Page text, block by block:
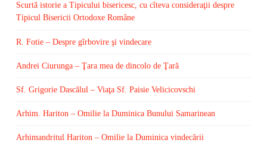
Scurtă istorie a Tipicului bisericesc, cu cîteva consideraţii despre
Tipicul Bisericii Ortodoxe Române
R. Fotie – Despre gîrbovire şi vindecare
Andrei Ciurunga – Ţara mea de dincolo de Ţară
Sf. Grigorie Dascălul – Viaţa Sf. Paisie Velicicovschi
Arhim. Hariton – Omilie la Duminica Bunului Samarinean
Arhimandritul Hariton – Omilie la Duminica vindecării